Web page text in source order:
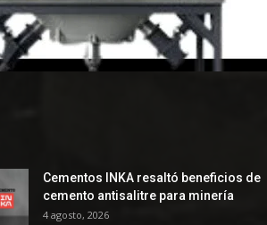
Cementos INKA resaltó beneficios de
cemento antisalitre para minería
4 agosto, 2026